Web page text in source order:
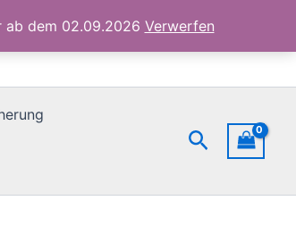
ab dem 02.09.2026 Verwerfen
Suchen